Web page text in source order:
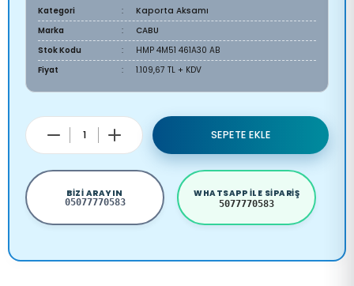
Kategori
Kaporta Aksamı
Marka
CABU
Stok Kodu
HMP 4M51 461A30 AB
Fiyat
1.109,67 TL + KDV
SEPETE EKLE
BIZI ARAYIN
05077770583
WHATSAPP ILE SIPARIŞ
5077770583